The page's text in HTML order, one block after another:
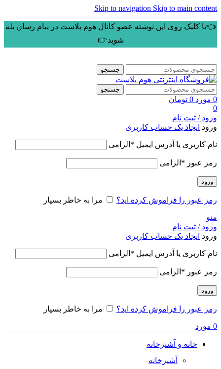
Skip to navigation Skip to main content
👈با کلیک روی این نوشته عضو کانال هوم پلاست در پیام رسان بله
شوید👉
جستجو
جستجو
0 مورد 0 تومان
0
ورود / ثبت نام
ورود ایجاد یک حساب کاربری
نام کاربری یا آدرس ایمیل * الزامی
رمز عبور * الزامی
ورود
رمز عبور را فراموش کرده اید؟ مرا به خاطر بسپار
منو
ورود / ثبت نام
ورود ایجاد یک حساب کاربری
نام کاربری یا آدرس ایمیل * الزامی
رمز عبور * الزامی
ورود
رمز عبور را فراموش کرده اید؟ مرا به خاطر بسپار
0 مورد
خانه و آشپزخانه
آشپزخانه